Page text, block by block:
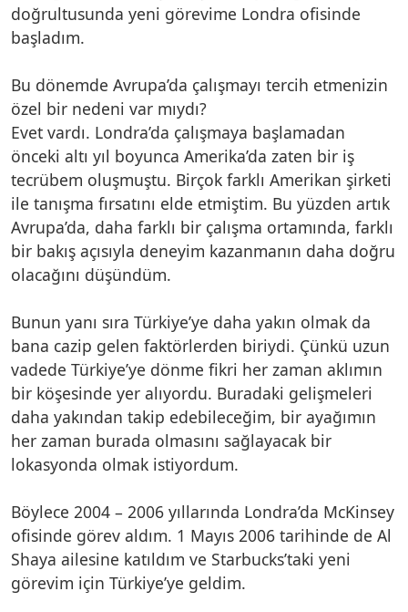
doğrultusunda yeni görevime Londra ofisinde
başladım.
Bu dönemde Avrupa’da çalışmayı tercih etmenizin
özel bir nedeni var mıydı?
Evet vardı. Londra’da çalışmaya başlamadan
önceki altı yıl boyunca Amerika’da zaten bir iş
tecrübem oluşmuştu. Birçok farklı Amerikan şirketi
ile tanışma fırsatını elde etmiştim. Bu yüzden artık
Avrupa’da, daha farklı bir çalışma ortamında, farklı
bir bakış açısıyla deneyim kazanmanın daha doğru
olacağını düşündüm.
Bunun yanı sıra Türkiye’ye daha yakın olmak da
bana cazip gelen faktörlerden biriydi. Çünkü uzun
vadede Türkiye’ye dönme fikri her zaman aklımın
bir köşesinde yer alıyordu. Buradaki gelişmeleri
daha yakından takip edebileceğim, bir ayağımın
her zaman burada olmasını sağlayacak bir
lokasyonda olmak istiyordum.
Böylece 2004 – 2006 yıllarında Londra’da McKinsey
ofisinde görev aldım. 1 Mayıs 2006 tarihinde de Al
Shaya ailesine katıldım ve Starbucks’taki yeni
görevim için Türkiye’ye geldim.